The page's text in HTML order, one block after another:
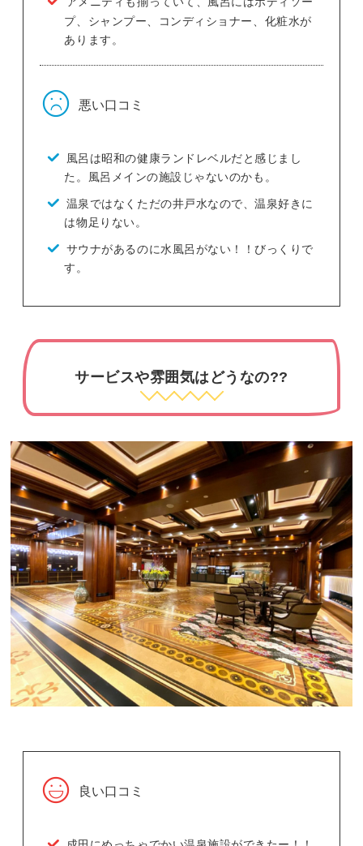
プ、シャンプー、コンディショナー、化粧水が
あります。
悪い口コミ
風呂は昭和の健康ランドレベルだと感じまし
た。風呂メインの施設じゃないのかも。
温泉ではなくただの井戸水なので、温泉好きに
は物足りない。
サウナがあるのに水風呂がない！！びっくりで
す。
サービスや雰囲気はどうなの??
良い口コミ